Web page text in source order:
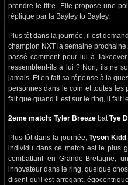
prendre le titre. Elle propose une
réplique par la Bayley to Bayley.
Plus tôt dans la journée, il est
champion NXT la semaine
passé comment pour lui à
ressemblent-ils à lui ? Non, ils ne
jamais. Et en fait sa réponse à la
personnes dans le coin et toutes les
fait que quand il est sur le ring, il fait
2eme match: Tyler Breeze bat Tye
Plus tôt dans la journée,Tyson Kidd
individu dans ce match est le plus
combattant en Grande-Bretagne,
innovateur dans le ring, quelque
disent qu'il est arrogant,